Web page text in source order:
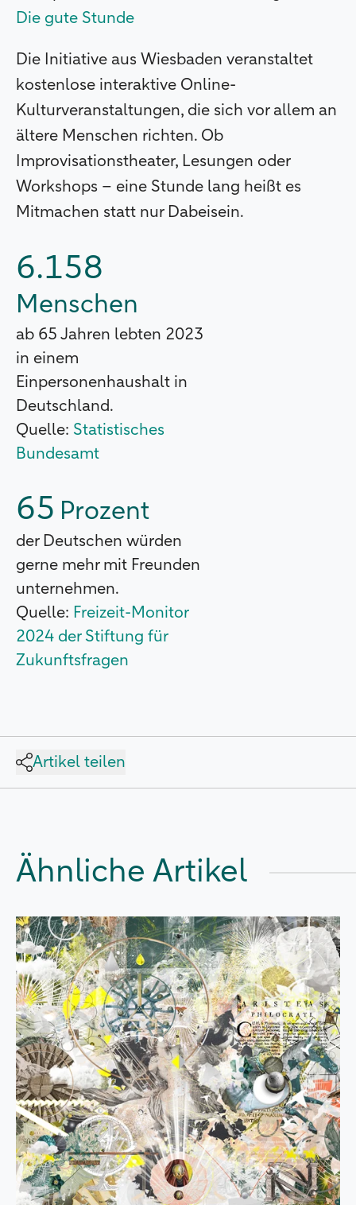
Die gute Stunde
Die Initiative aus Wiesbaden veranstaltet
kostenlose interaktive Online-
Kulturveranstaltungen, die sich vor allem an
ältere Menschen richten. Ob
Improvisationstheater, Lesungen oder
Workshops – eine Stunde lang heißt es
Mitmachen statt nur Dabeisein.
6.158
Menschen
ab 65 Jahren lebten 2023
in einem
Einpersonenhaushalt in
Deutschland.
Quelle: Statistisches
Bundesamt
65 Prozent
der Deutschen würden
gerne mehr mit Freunden
unternehmen.
Quelle: Freizeit-Monitor
2024 der Stiftung für
Zukunftsfragen
Artikel teilen
Ähnliche Artikel